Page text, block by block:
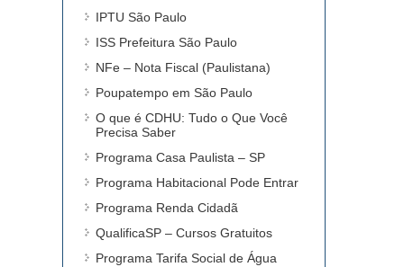
IPTU São Paulo
ISS Prefeitura São Paulo
NFe – Nota Fiscal (Paulistana)
Poupatempo em São Paulo
O que é CDHU: Tudo o Que Você
Precisa Saber
Programa Casa Paulista – SP
Programa Habitacional Pode Entrar
Programa Renda Cidadã
QualificaSP – Cursos Gratuitos
Programa Tarifa Social de Água